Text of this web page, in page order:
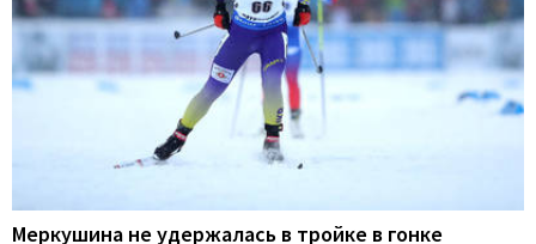
Меркушина не удержалась в тройке в гонке